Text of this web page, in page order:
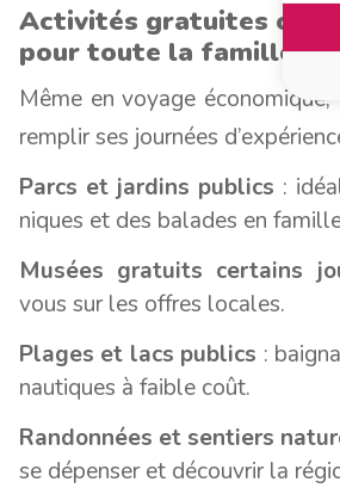
Activités gratuites ou à
pour toute la famille
Même en voyage
remplir ses journées
Parcs et jardins publics :
niques et des balades en
Musées gratuits certains
vous sur les offres locales.
Plages et lacs publics :
nautiques à faible coût.
Randonnées et sentiers
se dépenser et découvrir la